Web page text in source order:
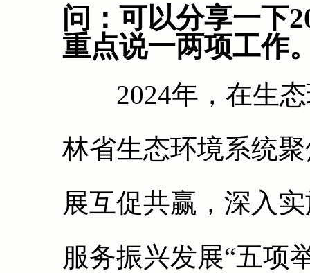
问：可以分享一下
重点说一两项工作
2024年，在生态
林省生态环境系统
展互促共赢，深入
服务振兴发展“五项